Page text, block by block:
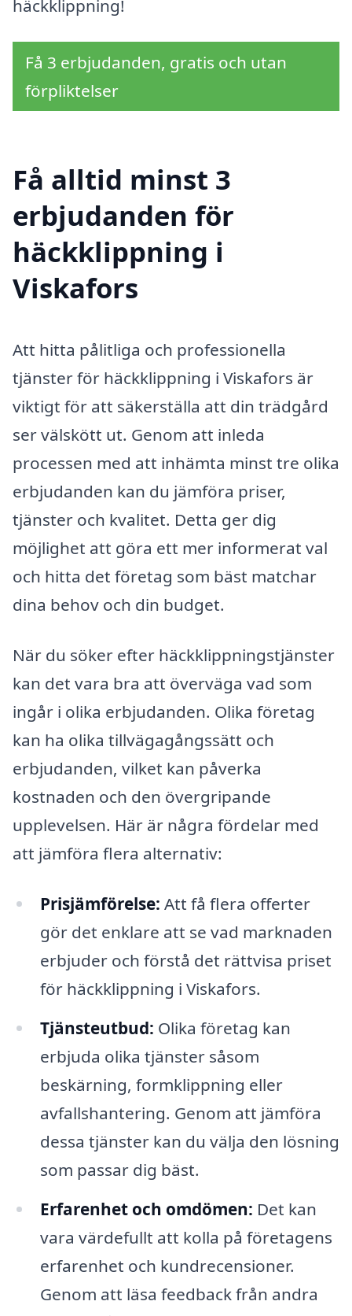
häckklippning!
Få 3 erbjudanden, gratis och utan
förpliktelser
Få alltid minst 3
erbjudanden för
häckklippning i
Viskafors
Att hitta pålitliga och professionella
tjänster för häckklippning i Viskafors är
viktigt för att säkerställa att din trädgård
ser välskött ut. Genom att inleda
processen med att inhämta minst tre olika
erbjudanden kan du jämföra priser,
tjänster och kvalitet. Detta ger dig
möjlighet att göra ett mer informerat val
och hitta det företag som bäst matchar
dina behov och din budget.
När du söker efter häckklippningstjänster
kan det vara bra att överväga vad som
ingår i olika erbjudanden. Olika företag
kan ha olika tillvägagångssätt och
erbjudanden, vilket kan påverka
kostnaden och den övergripande
upplevelsen. Här är några fördelar med
att jämföra flera alternativ:
Prisjämförelse: Att få flera offerter
gör det enklare att se vad marknaden
erbjuder och förstå det rättvisa priset
för häckklippning i Viskafors.
Tjänsteutbud: Olika företag kan
erbjuda olika tjänster såsom
beskärning, formklippning eller
avfallshantering. Genom att jämföra
dessa tjänster kan du välja den lösning
som passar dig bäst.
Erfarenhet och omdömen: Det kan
vara värdefullt att kolla på företagens
erfarenhet och kundrecensioner.
Genom att läsa feedback från andra